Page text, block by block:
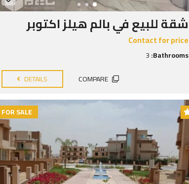
شقة للبيع في بالم هيلز اكتوبر
Contact for price
Bathrooms:
3
DETAILS
FOR SALE